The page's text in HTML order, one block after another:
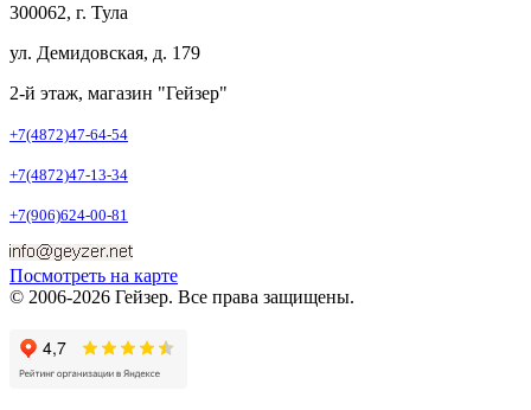
300062, г. Тула
ул. Демидовская, д. 179
2-й этаж, магазин "Гейзер"
+7(4872)47-64-54
+7(4872)47-13-34
+7(906)624-00-81
Посмотреть на карте
© 2006-2026 Гейзер. Все права защищены.